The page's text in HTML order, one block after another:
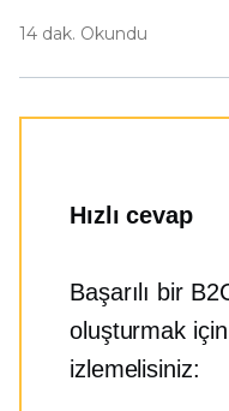
14 dak. Okundu
Hızlı cevap
Başarılı bir
oluşturmak için
izlemelisiniz: